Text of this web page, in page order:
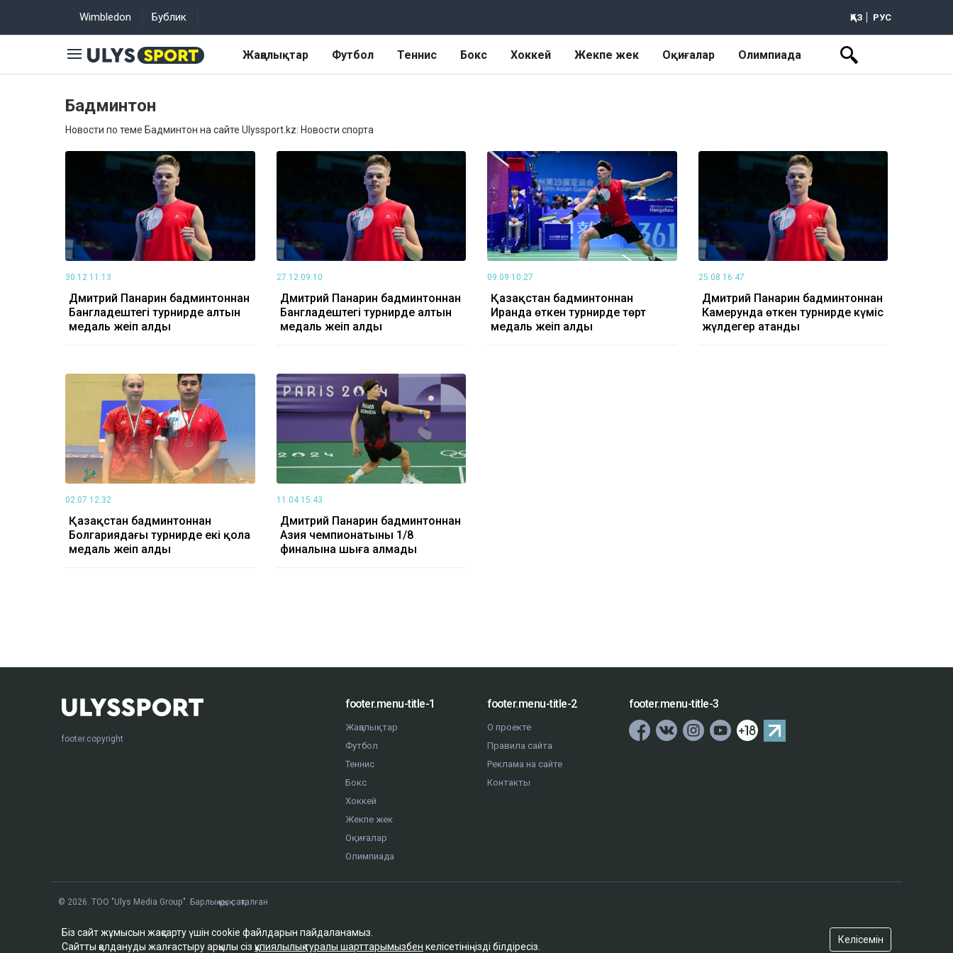
Wimbledon Бублик ҚАЗ РУС
Жаңалықтар Футбол Теннис Бокс Хоккей Жекпе жек Оқиғалар Олимпиада
Бадминтон
Новости по теме Бадминтон на сайте Ulyssport.kz: Новости спорта
30.12 11:13
Дмитрий Панарин бадминтоннан
Бангладештегі турнирде алтын
медаль жеңіп алды
27.12 09:10
Дмитрий Панарин бадминтоннан
Бангладештегі турнирде алтын
медаль жеңіп алды
09.09 10:27
Қазақстан бадминтоннан
Иранда өткен турнирде төрт
медаль жеңіп алды
25.08 16:47
Дмитрий Панарин бадминтоннан
Камерунда өткен турнирде күміс
жүлдегер атанды
02.07 12:32
Қазақстан бадминтоннан
Болгариядағы турнирде екі қола
медаль жеңіп алды
11.04 15:43
Дмитрий Панарин бадминтоннан
Азия чемпионатының 1/8
финалына шыға алмады
footer.copyright
footer.menu-title-1
Жаңалықтар
Футбол
Теннис
Бокс
Хоккей
Жекпе жек
Оқиғалар
Олимпиада
footer.menu-title-2
О проекте
Правила сайта
Реклама на сайте
Контакты
footer.menu-title-3
© 2026. ТОО "Ulys Media Group". Барлық құқық сақталған
Біз сайт жұмысын жақсарту үшін cookie файлдарын пайдаланамыз.
Сайтты қолдануды жалғастыру арқылы сіз құпиялылық туралы шарттарымызбен келісетініңізді білдіресіз.
Келісемін